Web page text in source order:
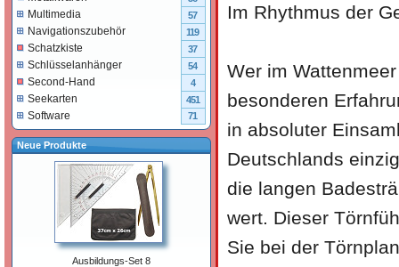
Im Rhythmus der
Wer im
besonderen
in absoluter
Deutschlands
die langen
wert. Dieser
Sie bei der
Multimedia 57
Navigationszubehör 119
Schatzkiste 37
Schlüsselanhänger 54
Second-Hand 4
Seekarten 451
Software 71
Neue Produkte
Ausbildungs-Set 8